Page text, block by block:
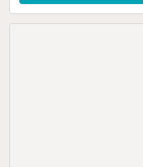
smuk terrasse med